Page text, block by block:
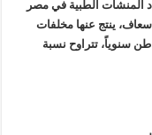
المنشآت الطبية في مصر
1000 سيارة إسعاف، ينتج عنها مخلفات
بـ 150 طنا، أى ما يعادل 931 ألف طن سنوياً، تتراوح نسبة